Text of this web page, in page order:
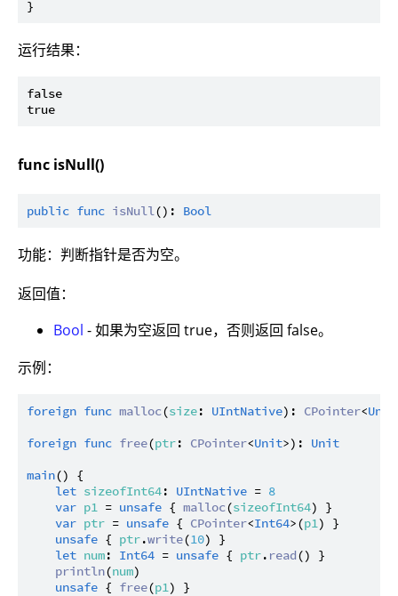
运行结果：
false
func isNull()
public func isNull(): Bool
功能：判断指针是否为空。
返回值：
Bool - 如果为空返回 true，否则返回 false。
示例：
foreign func malloc(size: UIntNative): CPointer<Unit
foreign func free(ptr: CPointer<Unit>): Unit
main() {
let sizeofInt64: UIntNative = 8
var p1 = unsafe { malloc(sizeofInt64) }
var ptr = unsafe { CPointer<Int64>(p1) }
unsafe { ptr.write(10) }
let num: Int64 = unsafe { ptr. read() }
println(num)
unsafe { free(p1) }